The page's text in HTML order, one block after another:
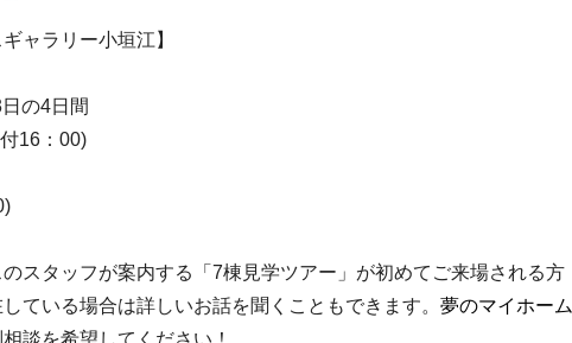
ャラリー小垣江】
の4日間
16：00)
スタッフが案内する「7棟見学ツアー」が初めてご来場される方
ている場合は詳しいお話を聞くこともできます。 夢のマイホーム
談を希望してください！